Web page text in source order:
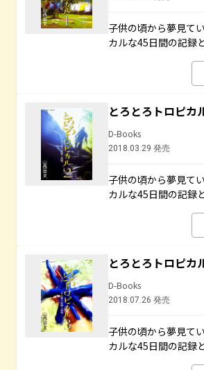
子供の頃から夢見て
カルな45日間の記録
とろとろトロピ
D-Books
2018.03.29 発売
子供の頃から夢見て
カルな45日間の記録
とろとろトロピ
D-Books
2018.07.26 発売
子供の頃から夢見て
カルな45日間の記録